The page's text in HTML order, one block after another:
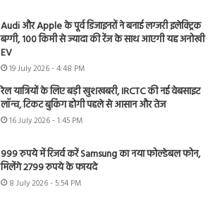
Audi और Apple के पूर्व डिजाइनरों ने बनाई लग्जरी इलेक्ट्रिक
बग्गी, 100 किमी से ज्यादा की रेंज के साथ आएगी यह अनोखी
EV
19 July 2026 - 4:48 PM
रेल यात्रियों के लिए बड़ी खुशखबरी, IRCTC की नई वेबसाइट
लॉन्च, टिकट बुकिंग होगी पहले से आसान और तेज
16 July 2026 - 1:45 PM
999 रुपये में रिजर्व करें Samsung का नया फोल्डेबल फोन,
मिलेंगे 2799 रुपये के फायदे
8 July 2026 - 5:54 PM